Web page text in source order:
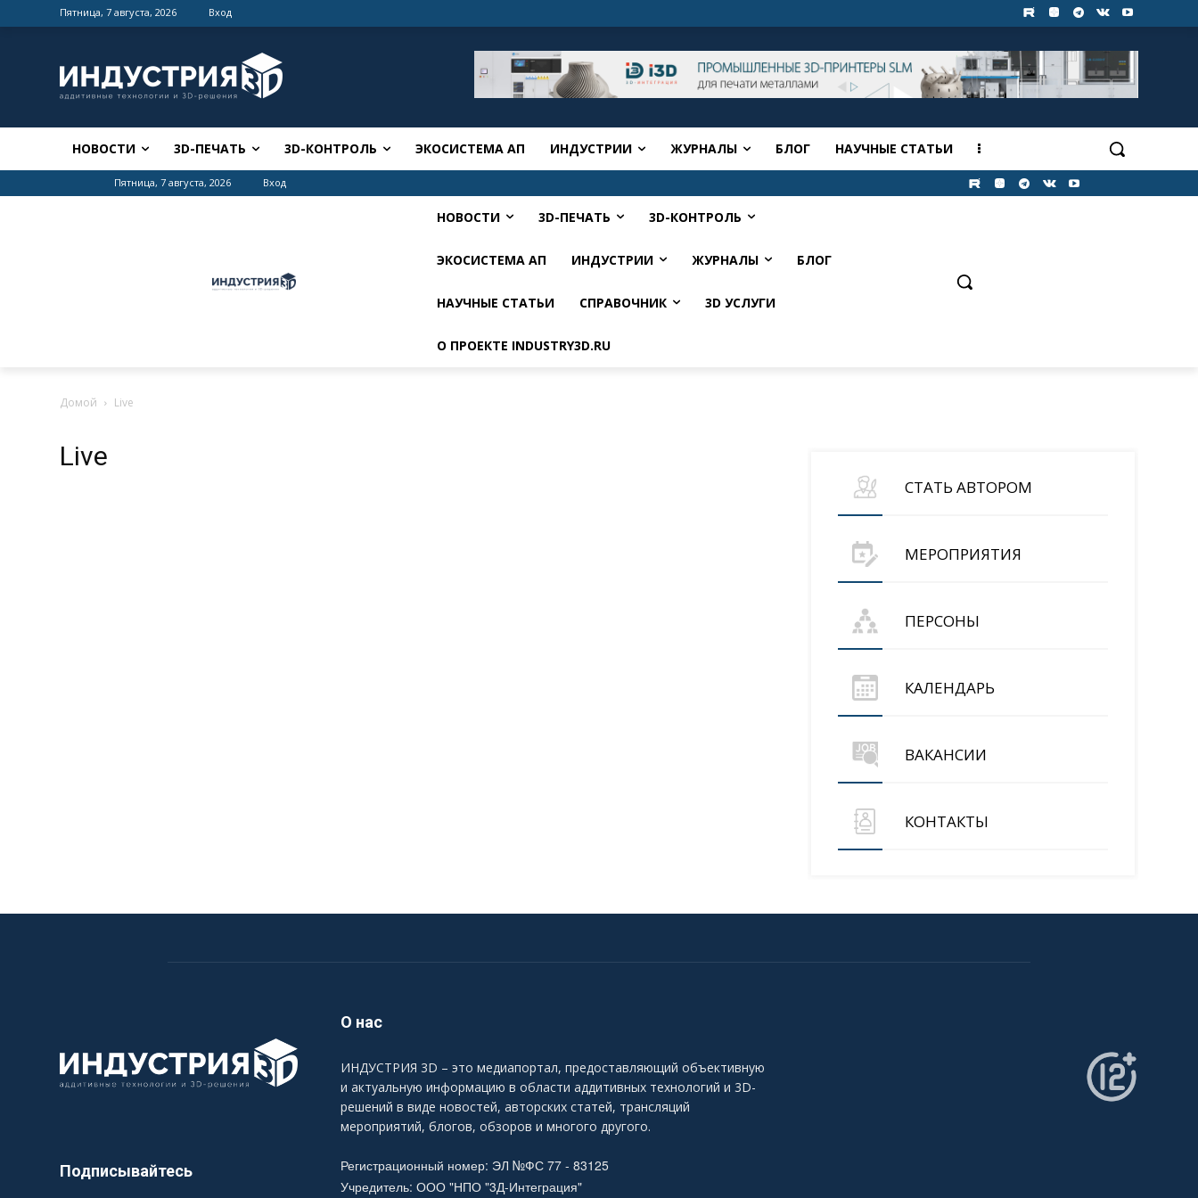
Пятница, 7 августа, 2026 Вход
НОВОСТИ 3D-ПЕЧАТЬ 3D-КОНТРОЛЬ ЭКОСИСТЕМА АП ИНДУСТРИИ ЖУРНАЛЫ БЛОГ НАУЧНЫЕ СТАТЬИ
Пятница, 7 августа, 2026 Вход
НОВОСТИ 3D-ПЕЧАТЬ 3D-КОНТРОЛЬ
ЭКОСИСТЕМА АП ИНДУСТРИИ ЖУРНАЛЫ БЛОГ
НАУЧНЫЕ СТАТЬИ СПРАВОЧНИК 3D УСЛУГИ
О ПРОЕКТЕ INDUSTRY3D.RU
Домой Live
Live
СТАТЬ АВТОРОМ
МЕРОПРИЯТИЯ
ПЕРСОНЫ
КАЛЕНДАРЬ
ВАКАНСИИ
КОНТАКТЫ
О нас
ИНДУСТРИЯ 3D – это медиапортал, предоставляющий объективную
и актуальную информацию в области аддитивных технологий и 3D-
решений в виде новостей, авторских статей, трансляций
мероприятий, блогов, обзоров и многого другого.
Подписывайтесь
Регистрационный номер: ЭЛ №ФС 77 - 83125
Учредитель: ООО "НПО "3Д-Интеграция"